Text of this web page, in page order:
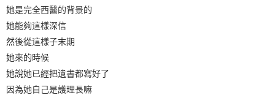
她是完全西醫的背景的
她能夠這樣深信
然後從這樣子末期
她來的時候
她說她已經把遺書都寫好了
因為她自己是護理長嘛